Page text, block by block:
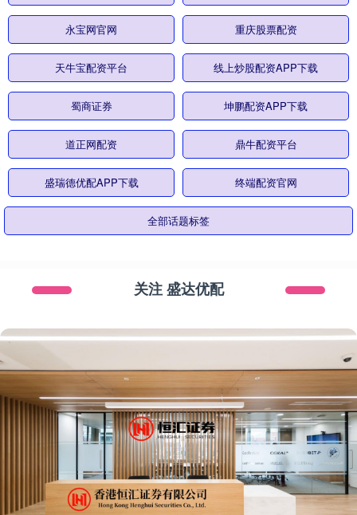
永宝网官网 重庆股票配资
天牛宝配资平台 线上炒股配资APP下载
蜀商证券 坤鹏配资APP下载
道正网配资 鼎牛配资平台
盛瑞德优配APP下载 终端配资官网
全部话题标签
关注 盛达优配